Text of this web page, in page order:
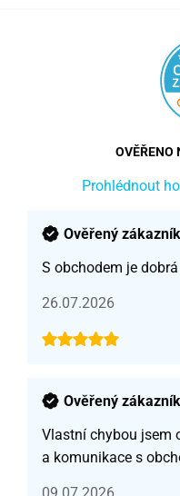
OVĚŘENO
Prohlédnout
Ověřený zákazník
S obchodem je
26.07.2026
Ověřený zákazník
Vlastní chybou jsem
a komunikace s